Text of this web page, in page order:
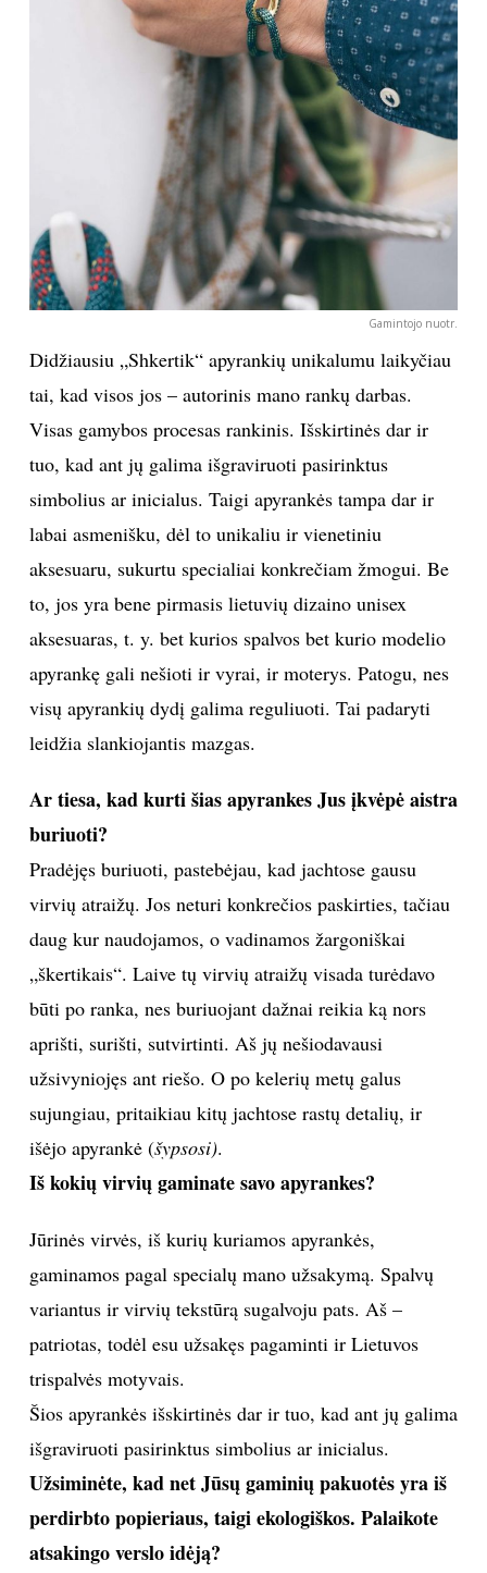
Gamintojo nuotr.
Didžiausiu „Shkertik“ apyrankių unikalumu laikyčiau
tai, kad visos jos – autorinis mano rankų darbas.
Visas gamybos procesas rankinis. Išskirtinės dar ir
tuo, kad ant jų galima išgraviruoti pasirinktus
simbolius ar inicialus. Taigi apyrankės tampa dar ir
labai asmenišku, dėl to unikaliu ir vienetiniu
aksesuaru, sukurtu specialiai konkrečiam žmogui. Be
to, jos yra bene pirmasis lietuvių dizaino unisex
aksesuaras, t. y. bet kurios spalvos bet kurio modelio
apyrankę gali nešioti ir vyrai, ir moterys. Patogu, nes
visų apyrankių dydį galima reguliuoti. Tai padaryti
leidžia slankiojantis mazgas.
Ar tiesa, kad kurti šias apyrankes Jus įkvėpė aistra
buriuoti?
Pradėjęs buriuoti, pastebėjau, kad jachtose gausu
virvių atraižų. Jos neturi konkrečios paskirties, tačiau
daug kur naudojamos, o vadinamos žargoniškai
„škertikais“. Laive tų virvių atraižų visada turėdavo
būti po ranka, nes buriuojant dažnai reikia ką nors
aprišti, surišti, sutvirtinti. Aš jų nešiodavausi
užsivyniojęs ant riešo. O po kelerių metų galus
sujungiau, pritaikiau kitų jachtose rastų detalių, ir
išėjo apyrankė (šypsosi).
Iš kokių virvių gaminate savo apyrankes?
Jūrinės virvės, iš kurių kuriamos apyrankės,
gaminamos pagal specialų mano užsakymą. Spalvų
variantus ir virvių tekstūrą sugalvoju pats. Aš –
patriotas, todėl esu užsakęs pagaminti ir Lietuvos
trispalvės motyvais.
Šios apyrankės išskirtinės dar ir tuo, kad ant jų galima
išgraviruoti pasirinktus simbolius ar inicialus.
Užsiminėte, kad net Jūsų gaminių pakuotės yra iš
perdirbto popieriaus, taigi ekologiškos. Palaikote
atsakingo verslo idėją?